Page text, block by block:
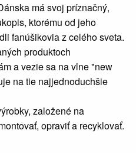
má svoj príznačný,
ktorému od jeho
fanúšikovia z celého sveta.
produktoch
a vezie sa na vlne "new
na tie najjednoduchšie
založené na
opraviť a recyklovať.